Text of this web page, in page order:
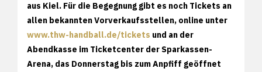
aus Kiel. Für die Begegnung gibt es noch Tickets an
allen bekannten Vorverkaufsstellen, online unter
www.thw-handball.de/tickets und an der
Abendkasse im Ticketcenter der Sparkassen-
Arena, das Donnerstag bis zum Anpfiff geöffnet